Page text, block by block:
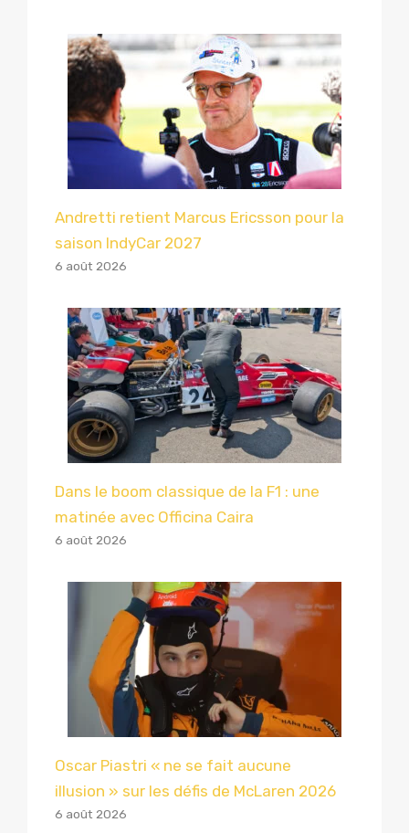
Andretti retient Marcus Ericsson pour la
saison IndyCar 2027
6 août 2026
Dans le boom classique de la F1 : une
matinée avec Officina Caira
6 août 2026
Oscar Piastri « ne se fait aucune
illusion » sur les défis de McLaren 2026
6 août 2026